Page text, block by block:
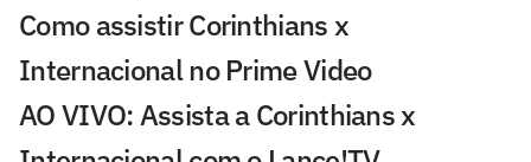
Como assistir Corinthians x
Internacional no Prime Video
AO VIVO: Assista a Corinthians x